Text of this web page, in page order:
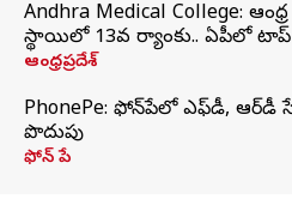
Andhra Medical College:
స్థాయిలో 13వ ర్యాంకు.. ఏపీలో టాప్
ఆంధ్రప్రదేశ్
PhonePe: ఫోన్‌పేలో ఎఫ్‌డీ, ఆర్‌డీ
పొదుపు
ఫోన్‌ పే